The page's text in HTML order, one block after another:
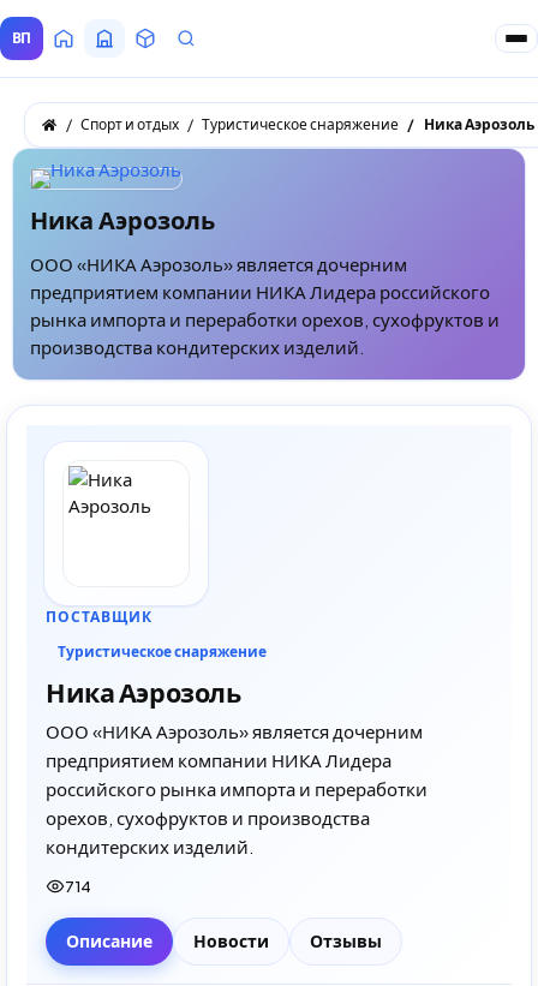
ВП ГлавнаяВсе Поставщики
ТоварыЗапросы покупателей
Спорт и отдых Туристическое снаряжение Ника Аэрозоль
Ника Аэрозоль
ООО «НИКА Аэрозоль» является дочерним
предприятием компании НИКА Лидера российского
рынка импорта и переработки орехов, сухофруктов и
производства кондитерских изделий.
ПОСТАВЩИК
Туристическое снаряжение
Ника Аэрозоль
ООО «НИКА Аэрозоль» является дочерним
предприятием компании НИКА Лидера
российского рынка импорта и переработки
орехов, сухофруктов и производства
кондитерских изделий.
714
Описание Новости Отзывы